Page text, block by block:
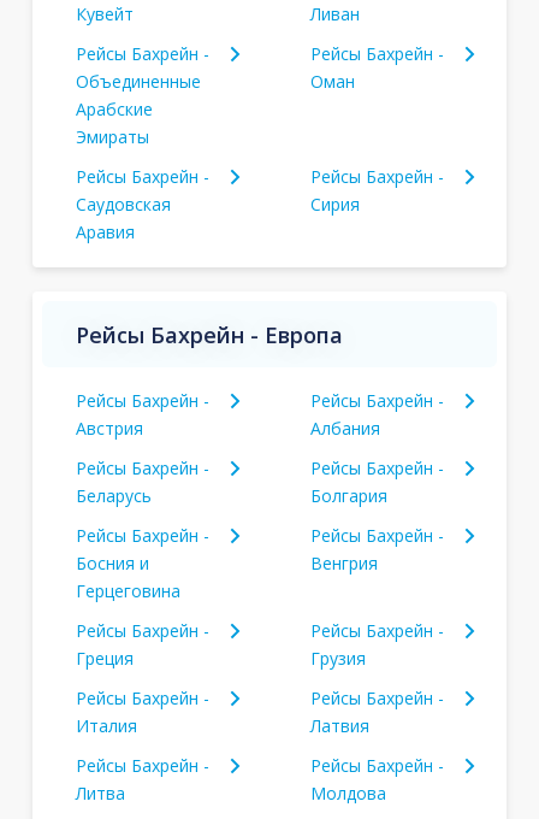
Кувейт
Ливан
Рейсы Бахрейн -
Объединенные
Арабские
Эмираты
Рейсы Бахрейн -
Оман
Рейсы Бахрейн -
Саудовская
Аравия
Рейсы Бахрейн -
Сирия
Рейсы Бахрейн - Европа
Рейсы Бахрейн -
Австрия
Рейсы Бахрейн -
Албания
Рейсы Бахрейн -
Беларусь
Рейсы Бахрейн -
Болгария
Рейсы Бахрейн -
Босния и
Герцеговина
Рейсы Бахрейн -
Венгрия
Рейсы Бахрейн -
Греция
Рейсы Бахрейн -
Грузия
Рейсы Бахрейн -
Италия
Рейсы Бахрейн -
Латвия
Рейсы Бахрейн -
Литва
Рейсы Бахрейн -
Молдова